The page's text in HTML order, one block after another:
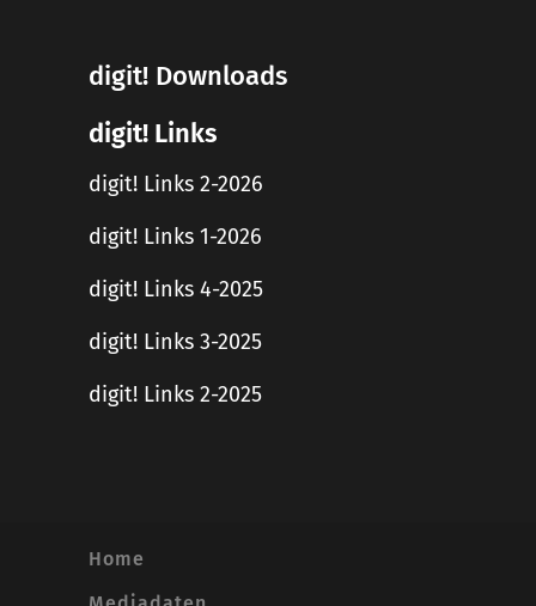
digit! Downloads
digit! Links
digit! Links 2-2026
digit! Links 1-2026
digit! Links 4-2025
digit! Links 3-2025
digit! Links 2-2025
Home